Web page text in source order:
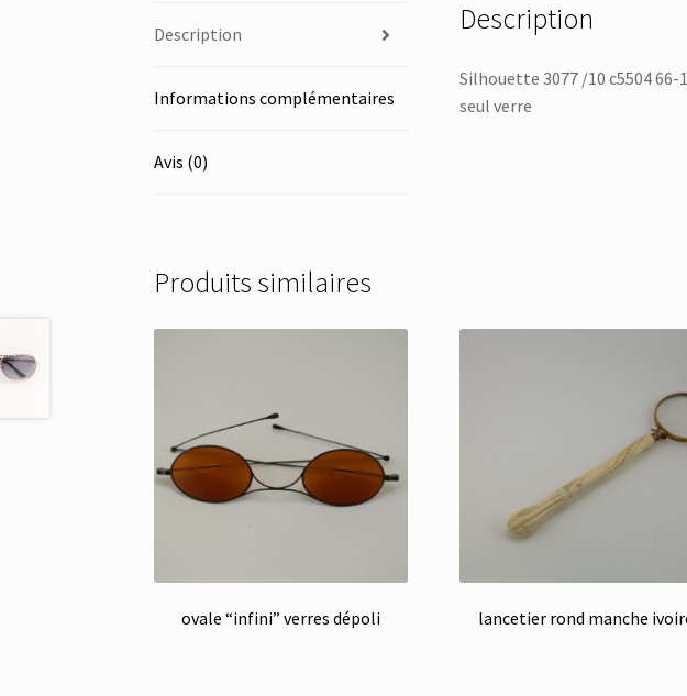
Description
Informations complémentaires
Avis (0)
Description
Silhouette 3077 /10 c5504 66-
seul verre
Produits similaires
ovale “infini” verres dépoli lancetier rond manche